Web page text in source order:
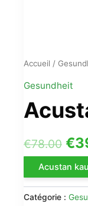
Accueil /
Gesundheit
€78.00 Le
€
Acustan
Catégorie :